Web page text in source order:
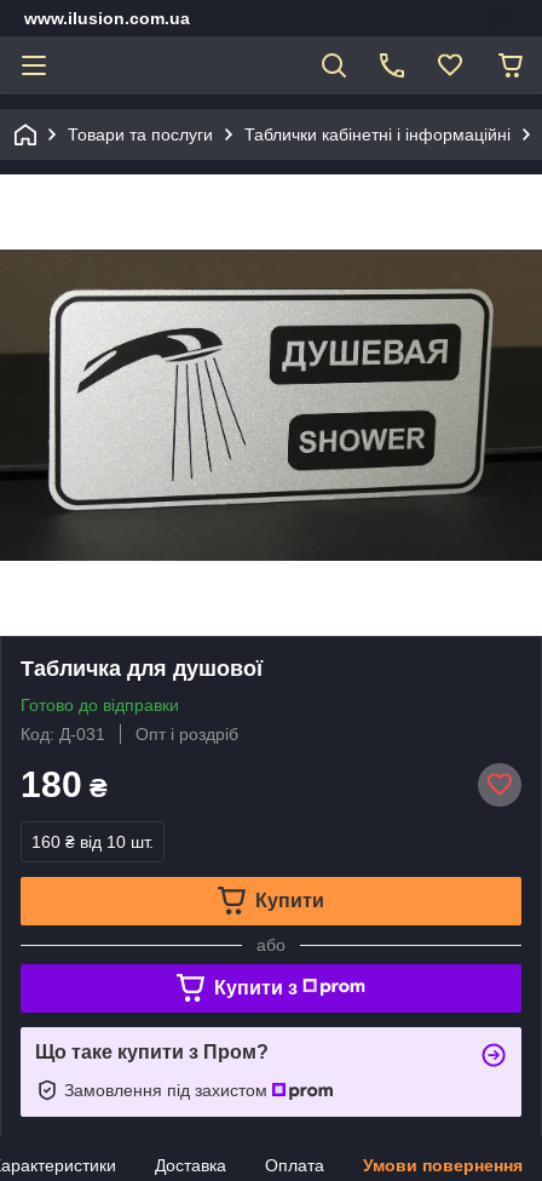
www.ilusion.com.ua
Товари та послуги Таблички кабінетні і інформаційні
Табличка для душової
Готово до відправки
Код: Д-031
Опт і роздріб
180 ₴
160 ₴ від 10 шт.
Купити
або
Купити з
Що таке купити з Пром?
Замовлення під захистом
Доставка Оплата Умови повернення